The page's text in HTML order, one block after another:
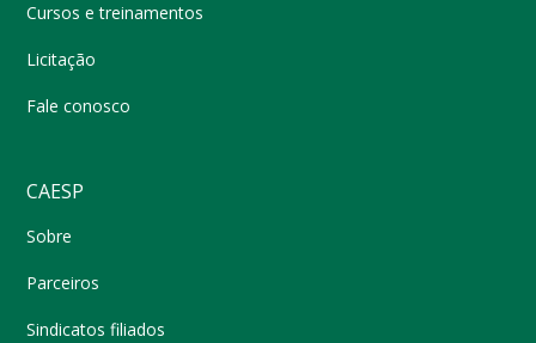
Cursos e treinamentos
Licitação
Fale conosco
CAESP
Sobre
Parceiros
Sindicatos filiados